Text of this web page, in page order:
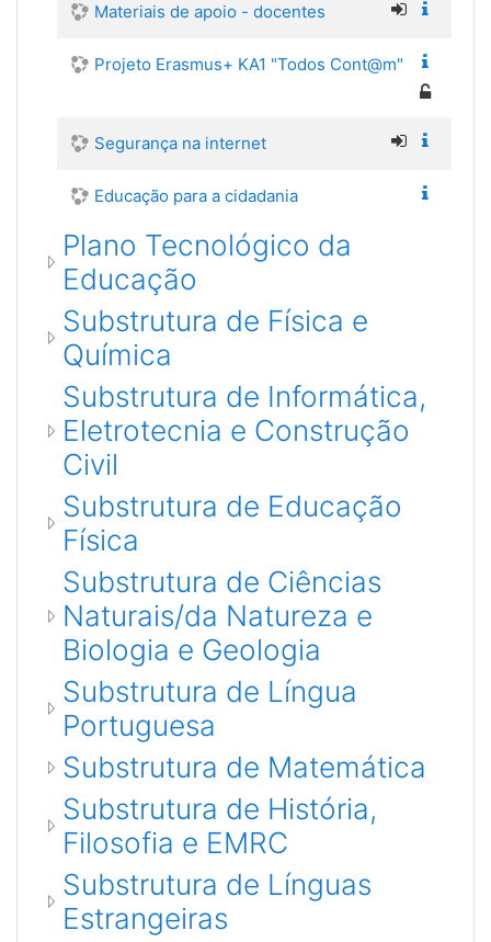
Materiais de apoio - docentes
Projeto Erasmus+ KA1 "Todos Cont@m"
Segurança na internet
Educação para a cidadania
Plano Tecnológico da
Educação
Substrutura de Fí­sica e
Química
Substrutura de Informática,
Eletrotecnia e Construção
Civil
Substrutura de Educação
Fí­sica
Substrutura de Ciências
Naturais/da Natureza e
Biologia e Geologia
Substrutura de Língua
Portuguesa
Substrutura de Matemática
Substrutura de História,
Filosofia e EMRC
Substrutura de Línguas
Estrangeiras